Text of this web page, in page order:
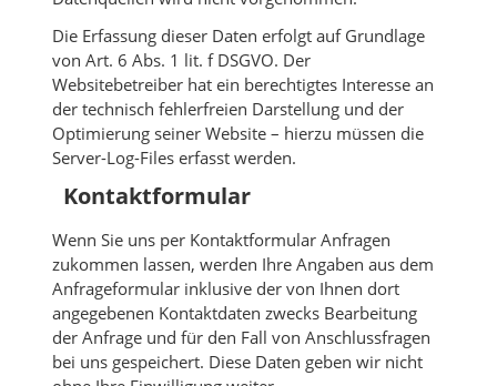
Die Erfassung dieser Daten erfolgt auf Grundlage
von Art. 6 Abs. 1 lit. f DSGVO. Der
Websitebetreiber hat ein berechtigtes Interesse an
der technisch fehlerfreien Darstellung und der
Optimierung seiner Website – hierzu müssen die
Server-Log-Files erfasst werden.
Kontaktformular
Wenn Sie uns per Kontaktformular Anfragen
zukommen lassen, werden Ihre Angaben aus dem
Anfrageformular inklusive der von Ihnen dort
angegebenen Kontaktdaten zwecks Bearbeitung
der Anfrage und für den Fall von Anschlussfragen
bei uns gespeichert. Diese Daten geben wir nicht